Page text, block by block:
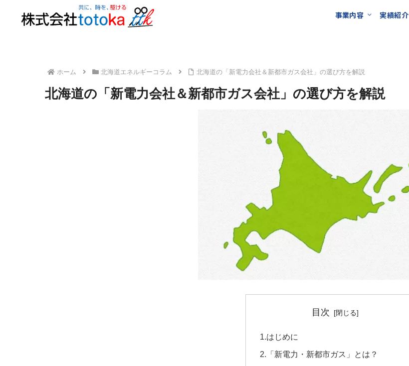
事業内容 実績紹介
ホーム 北海道エネルギーコラム 北海道の「新電力会社＆新都市ガス会社」の選び方を解説
北海道の「新電力会社＆新都市ガス会社」の選び方を解説
目次
1.はじめに
2.「新電力・新都市ガス」とは？